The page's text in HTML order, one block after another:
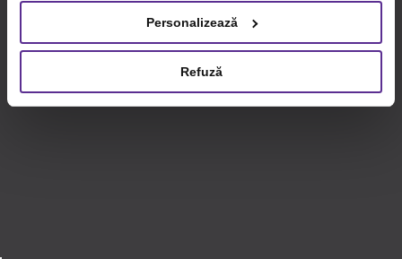
privind utilizarea modulelor cookie.Detalii
Personalizează
Refuză